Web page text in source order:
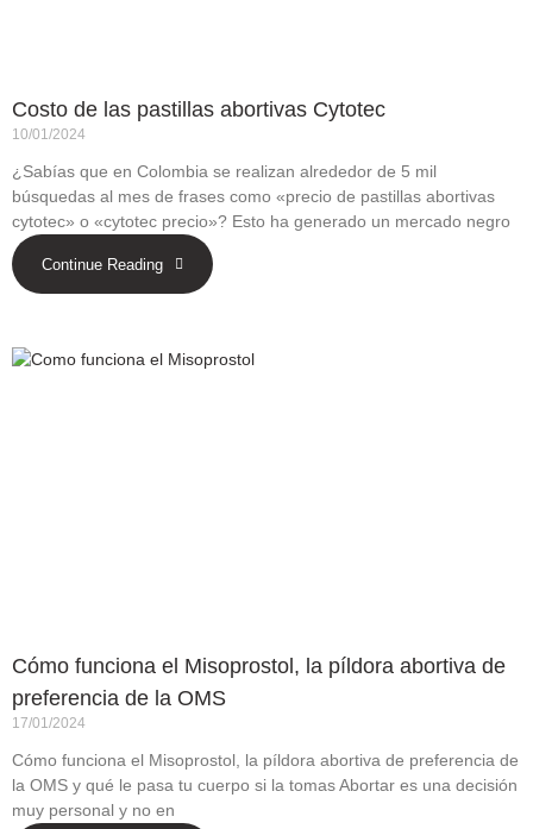
Costo de las pastillas abortivas Cytotec
10/01/2024
¿Sabías que en Colombia se realizan alrededor de 5 mil
búsquedas al mes de frases como «precio de pastillas abortivas
cytotec» o «cytotec precio»? Esto ha generado un mercado negro
Continue Reading
Cómo funciona el Misoprostol, la píldora abortiva de
preferencia de la OMS
17/01/2024
Cómo funciona el Misoprostol, la píldora abortiva de preferencia de
la OMS y qué le pasa tu cuerpo si la tomas Abortar es una decisión
muy personal y no en